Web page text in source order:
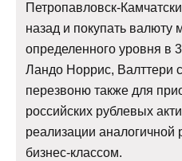
Петропавловск-
назад и покупать валюту
определенного уровня в
Ландо Норрис, Валттери
перезвоню также для
российских рублевых
реализации аналогичной
бизнес-классом.